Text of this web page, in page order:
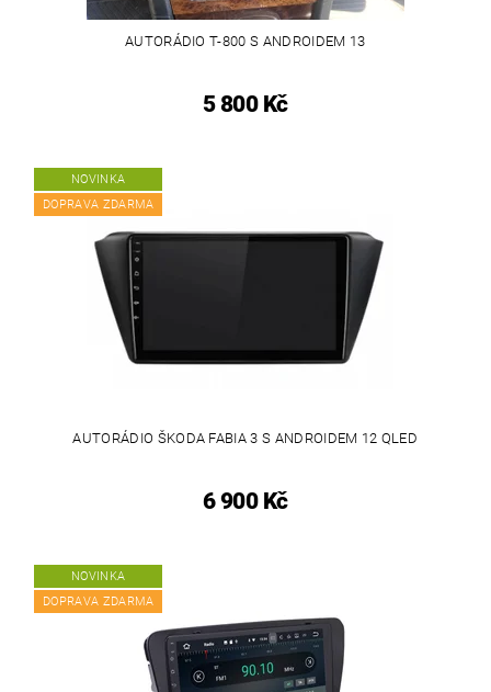
AUTORÁDIO T-800 S ANDROIDEM 13
5 800 Kč
NOVINKA
DOPRAVA ZDARMA
AUTORÁDIO ŠKODA FABIA 3 S ANDROIDEM 12 QLED
6 900 Kč
NOVINKA
DOPRAVA ZDARMA